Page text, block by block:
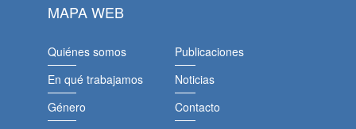
MAPA WEB
Quiénes somos
En qué trabajamos
Género
Publicaciones
Noticias
Contacto